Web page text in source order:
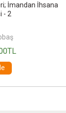
İmandan İhsana
- 2
TL